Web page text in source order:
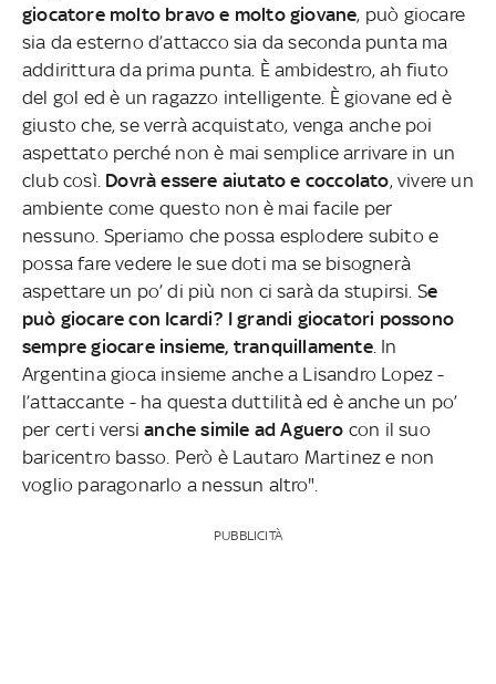
giocatore molto bravo e molto giovane, può giocare
sia da esterno d’attacco sia da seconda punta ma
addirittura da prima punta. È ambidestro, ah fiuto
del gol ed è un ragazzo intelligente. È giovane ed è
giusto che, se verrà acquistato, venga anche poi
aspettato perché non è mai semplice arrivare in un
club così. Dovrà essere aiutato e coccolato, vivere un
ambiente come questo non è mai facile per
nessuno. Speriamo che possa esplodere subito e
possa fare vedere le sue doti ma se bisognerà
aspettare un po’ di più non ci sarà da stupirsi. Se
può giocare con Icardi? I grandi giocatori possono
sempre giocare insieme, tranquillamente. In
Argentina gioca insieme anche a Lisandro Lopez -
l’attaccante - ha questa duttilità ed è anche un po’
per certi versianche simile ad Aguero con il suo
baricentro basso. Però è Lautaro Martinez e non
voglio paragonarlo a nessun altro".
PUBBLICITÀ